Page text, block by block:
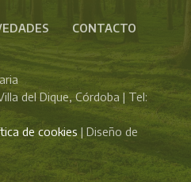
CONTACTO
del Dique, Córdoba | Tel:
de cookies | Diseño de